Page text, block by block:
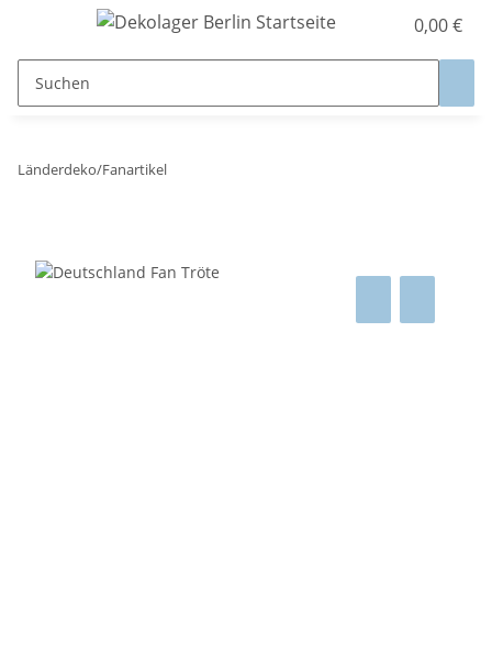
0,00 €
Länderdeko/Fanartikel